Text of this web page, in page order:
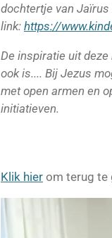
dochtertje van Jaïrus
link: https://
De inspiratie uit
ook is.... Bij Jezus
met open armen en
initiatieven.
Klik hier om terug te